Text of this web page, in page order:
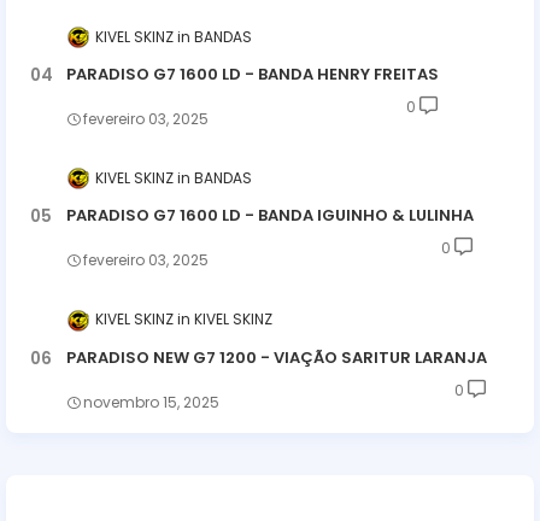
KIVEL SKINZ BANDAS
PARADISO G7 1600 LD - BANDA HENRY FREITAS
fevereiro 03, 2025
0
KIVEL SKINZ BANDAS
PARADISO G7 1600 LD - BANDA IGUINHO & LULINHA
fevereiro 03, 2025
0
KIVEL SKINZ KIVEL SKINZ
PARADISO NEW G7 1200 - VIAÇÃO SARITUR LARANJA
novembro 15, 2025
0